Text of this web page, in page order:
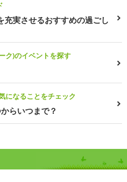
実させるおすすめの過ごし
ク)のイベントを探す
になることをチェック
らいつまで？